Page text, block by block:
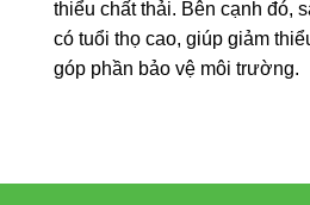
thiểu chất thải. Bên cạnh đó,
có tuổi thọ cao, giúp giảm
góp phần bảo vệ môi trường.